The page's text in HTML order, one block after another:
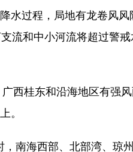
过程，局地有龙卷风风
流和中小河流将超过警
桂东和沿海地区有强
。
南海西部、北部湾、琼